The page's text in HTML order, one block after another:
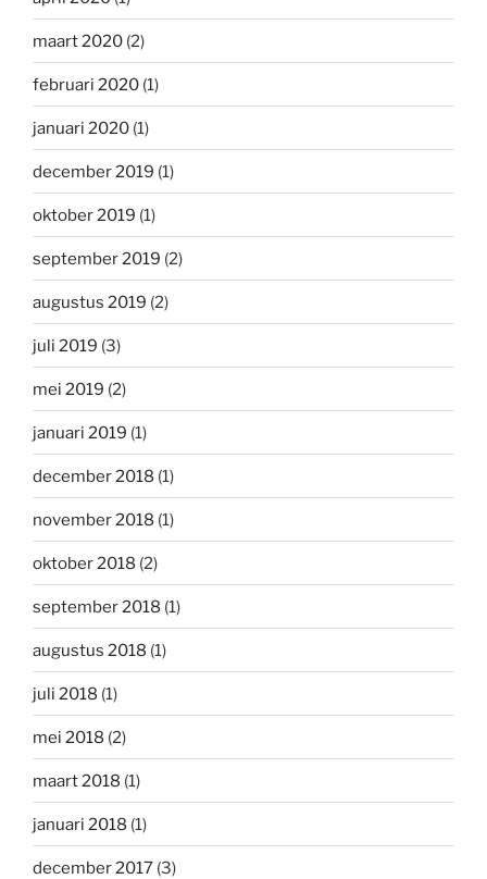
maart 2020 (2)
februari 2020 (1)
januari 2020 (1)
december 2019 (1)
oktober 2019 (1)
september 2019 (2)
augustus 2019 (2)
juli 2019 (3)
mei 2019 (2)
januari 2019 (1)
december 2018 (1)
november 2018 (1)
oktober 2018 (2)
september 2018 (1)
augustus 2018 (1)
juli 2018 (1)
mei 2018 (2)
maart 2018 (1)
januari 2018 (1)
december 2017 (3)